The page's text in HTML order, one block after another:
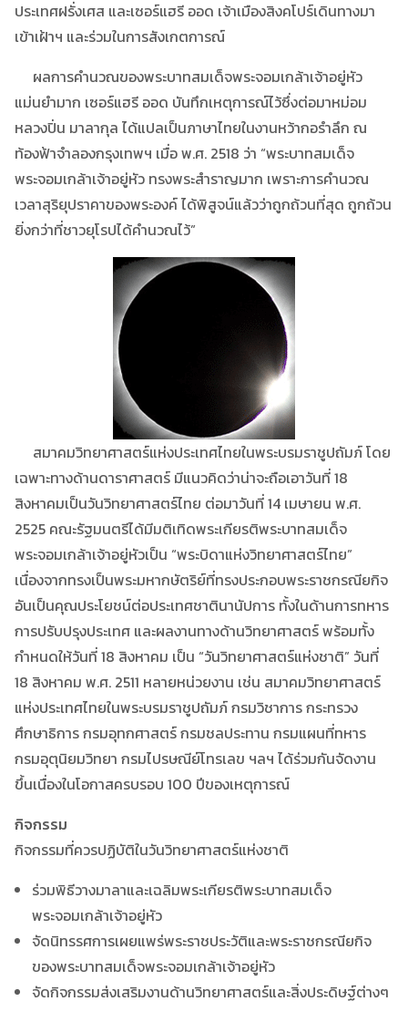
ประเทศฝรั่งเศส และเซอร์แฮรี ออด เจ้าเมืองสิงคโปร์เดินทางมา
เข้าเฝ้าฯ และร่วมในการสังเกตการณ์
ผลการคำนวณของพระบาทสมเด็จพระจอมเกล้าเจ้าอยู่หัว
แม่นยำมาก เซอร์แฮรี ออด บันทึกเหตุการณ์ไว้ซึ่งต่อมาหม่อม
หลวงปิ่น มาลากุล ได้แปลเป็นภาษาไทยในงานหว้ากอรำลึก ณ
ท้องฟ้าจำลองกรุงเทพฯ เมื่อ พ.ศ. 2518 ว่า “พระบาทสมเด็จ
พระจอมเกล้าเจ้าอยู่หัว ทรงพระสำราญมาก เพราะการคำนวณ
เวลาสุริยุปราคาของพระองค์ ได้พิสูจน์แล้วว่าถูกถ้วนที่สุด ถูกถ้วน
ยิ่งกว่าที่ชาวยุโรปได้คำนวณไว้”
สมาคมวิทยาศาสตร์แห่งประเทศไทยในพระบรมราชูปถัมภ์ โดย
เฉพาะทางด้านดาราศาสตร์ มีแนวคิดว่าน่าจะถือเอาวันที่ 18
สิงหาคมเป็นวันวิทยาศาสตร์ไทย ต่อมาวันที่ 14 เมษายน พ.ศ.
2525 คณะรัฐมนตรีได้มีมติเทิดพระเกียรติพระบาทสมเด็จ
พระจอมเกล้าเจ้าอยู่หัวเป็น “พระบิดาแห่งวิทยาศาสตร์ไทย”
เนื่องจากทรงเป็นพระมหากษัตริย์ที่ทรงประกอบพระราชกรณียกิจ
อันเป็นคุณประโยชน์ต่อประเทศชาตินานัปการ ทั้งในด้านการทหาร
การปรับปรุงประเทศ และผลงานทางด้านวิทยาศาสตร์ พร้อมทั้ง
กำหนดให้วันที่ 18 สิงหาคม เป็น “วันวิทยาศาสตร์แห่งชาติ” วันที่
18 สิงหาคม พ.ศ. 2511 หลายหน่วยงาน เช่น สมาคมวิทยาศาสตร์
แห่งประเทศไทยในพระบรมราชูปถัมภ์ กรมวิชาการ กระทรวง
ศึกษาธิการ กรมอุทกศาสตร์ กรมชลประทาน กรมแผนที่ทหาร
กรมอุตุนิยมวิทยา กรมไปรษณีย์โทรเลข ฯลฯ ได้ร่วมกันจัดงาน
ขึ้นเนื่องในโอกาสครบรอบ 100 ปีของเหตุการณ์
กิจกรรม
กิจกรรมที่ควรปฏิบัติในวันวิทยาศาสตร์แห่งชาติ
ร่วมพิธีวางมาลาและเฉลิมพระเกียรติพระบาทสมเด็จ
พระจอมเกล้าเจ้าอยู่หัว
จัดนิทรรศการเผยแพร่พระราชประวัติและพระราชกรณียกิจ
ของพระบาทสมเด็จพระจอมเกล้าเจ้าอยู่หัว
จัดกิจกรรมส่งเสริมงานด้านวิทยาศาสตร์และสิ่งประดิษฐ์ต่างๆ